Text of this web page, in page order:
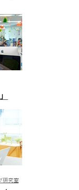
研究室